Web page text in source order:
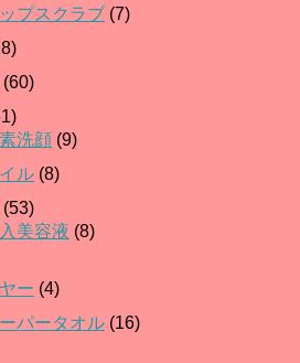
プスクラブ (7)
(60)
洗顔 (9)
ル (8)
(53)
美容液 (8)
ー (4)
パータオル (16)